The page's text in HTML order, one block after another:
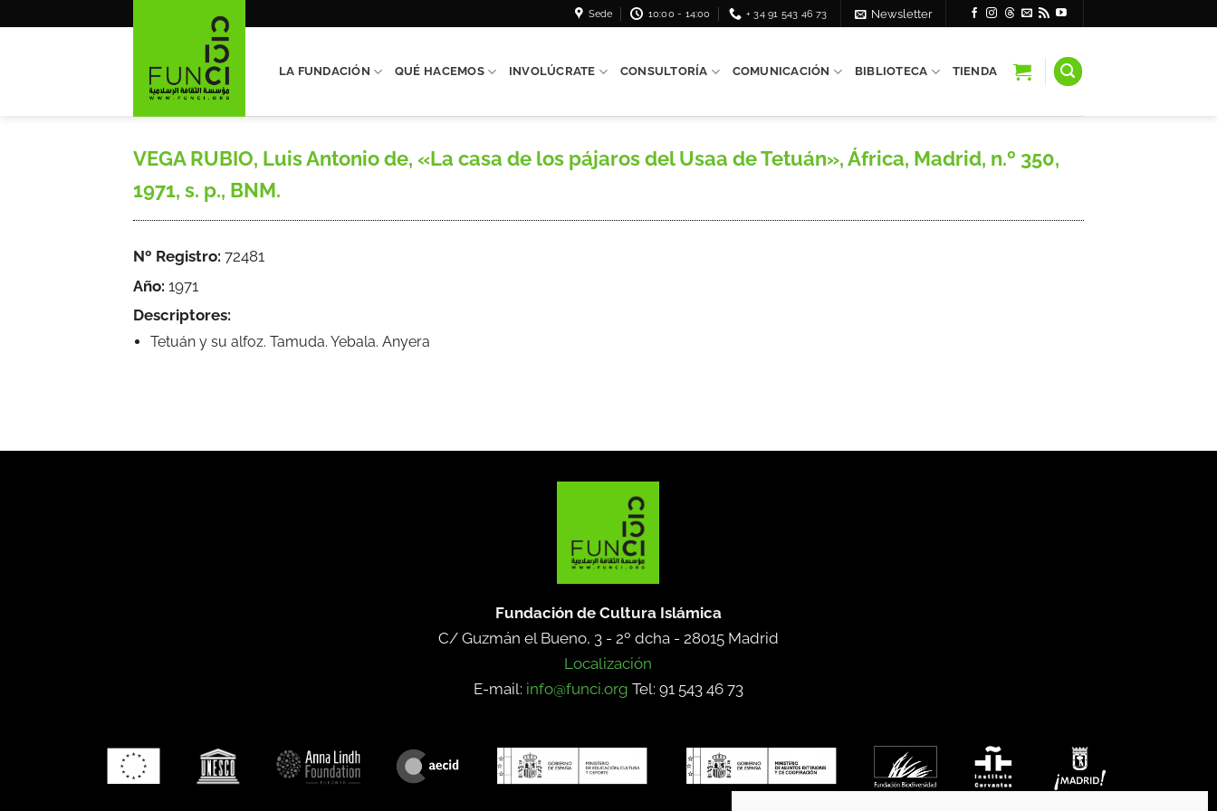
Sede 10:00 - 14:00 + 34 91 543 46 73 Newsletter
LA FUNDACIÓN QUÉ HACEMOS INVOLÚCRATE CONSULTORÍA COMUNICACIÓN BIBLIOTECA TIENDA
VEGA RUBIO, Luis Antonio de, «La casa de los pájaros del Usaa de Tetuán», África, Madrid, n.º 350,
1971, s. p., BNM.
Nº Registro: 72481
Año: 1971
Descriptores:
Tetuán y su alfoz. Tamuda. Yebala. Anyera
Fundación de Cultura Islámica
C/ Guzmán el Bueno, 3 - 2º dcha - 28015 Madrid
Localización
E-mail: info@funci.org Tel: 91 543 46 73